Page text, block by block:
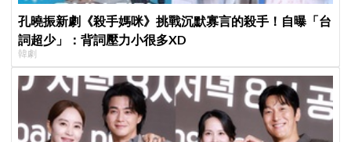
孔曉振新劇《殺手媽咪》挑戰沉默寡言的殺手！自曝「台
詞超少」：背詞壓力小很多XD
韓劇